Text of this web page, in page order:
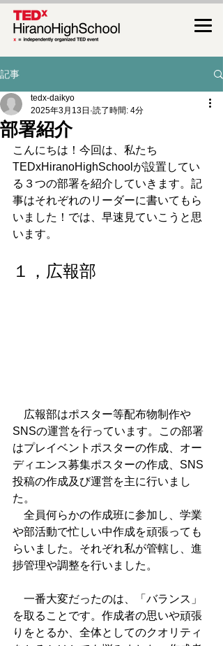
記事
部署紹介
tedx-daikyo
2025年3月13日 読了時間: 4分
こんにちは！今回は、私たち
TEDxHiranoHighSchoolが設置してい
る３つの部署を紹介していきます。記
事はそれぞれのリーダーに書いてもら
いました！では、早速見ていこうと思
います。
１，広報部
広報部はポスター等配布物制作や
SNSの運営を行っています。この部署
はプレイベントポスターの作成、オー
ディエンス募集ポスターの作成、SNS
投稿の作成及び運営を主に行いまし
た。
全員何らかの作成班に参加し、学業
や部活動で忙しい中作成を頑張っても
らいました。それぞれ私が管轄し、進
捗管理や調整を行いました。
一番大変だったのは、「バランス」
を取ることです。作成者の思いや頑張
りをとるか、全体としてのクオリティ